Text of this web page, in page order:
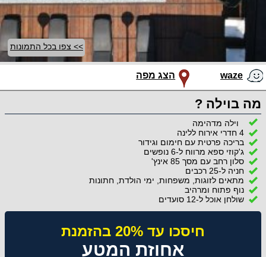
>> צפו בכל התמונות
waze הצג מפה
מה בוילה ?
וילה מדהימה
4 חדרי אירוח ללינה
בריכה פרטית עם חימום וגידור
ג'קוזי ספא מרווח ל-6 נופשים
סלון רחב עם מסך 85 אינץ'
חניה ל-25 רכבים
מתאים לזוגות, משפחות, ימי הולדת, חתונות
נוף פתוח ומרהיב
שולחן אוכל ל-12 סועדים
חיסכו עד 20% בהזמנת
אחוזת המטע